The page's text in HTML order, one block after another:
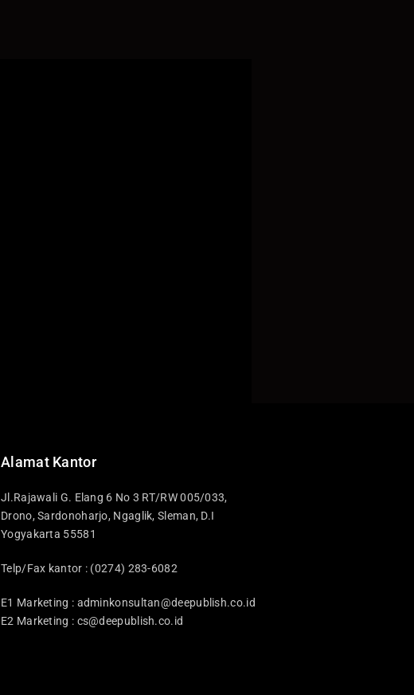
Alamat Kantor
Jl.Rajawali G. Elang 6 No 3 RT/RW 005/033,
Drono, Sardonoharjo, Ngaglik, Sleman, D.I
Yogyakarta 55581
Telp/Fax kantor : (0274) 283-6082
E1 Marketing : adminkonsultan@deepublish.co.id
E2 Marketing : cs@deepublish.co.id